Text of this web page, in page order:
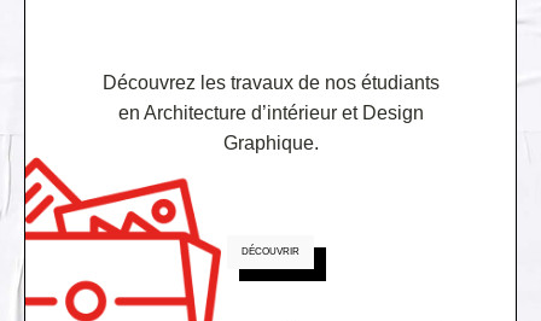
Découvrez les travaux de nos étudiants
en Architecture d’intérieur et Design
Graphique.
DÉCOUVRIR